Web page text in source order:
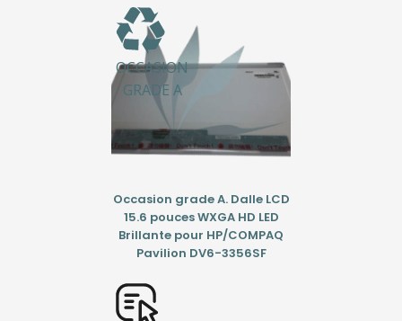
OCCASION
GRADE A
Occasion grade A. Dalle LCD
15.6 pouces WXGA HD LED
Brillante pour HP/COMPAQ
Pavilion DV6-3356SF